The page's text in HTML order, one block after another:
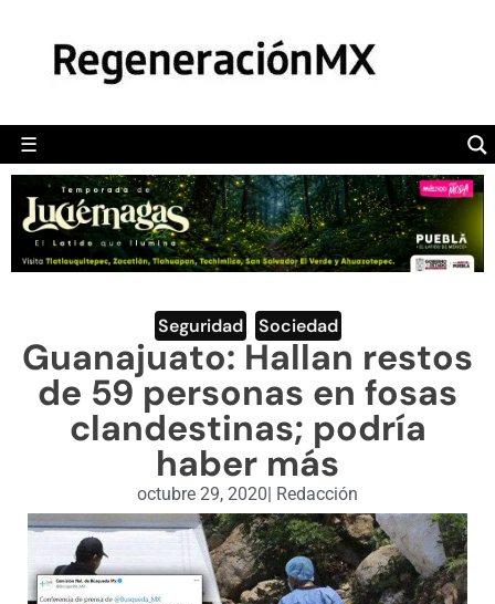
☰
POLÍTICA
CAMALEÓN
OPINIÓN
DEPORTES
ENGLISH SECTION
VIDEOS
Seguridad Sociedad
Guanajuato: Hallan restos
de 59 personas en fosas
clandestinas; podría
haber más
octubre 29, 2020| Redacción